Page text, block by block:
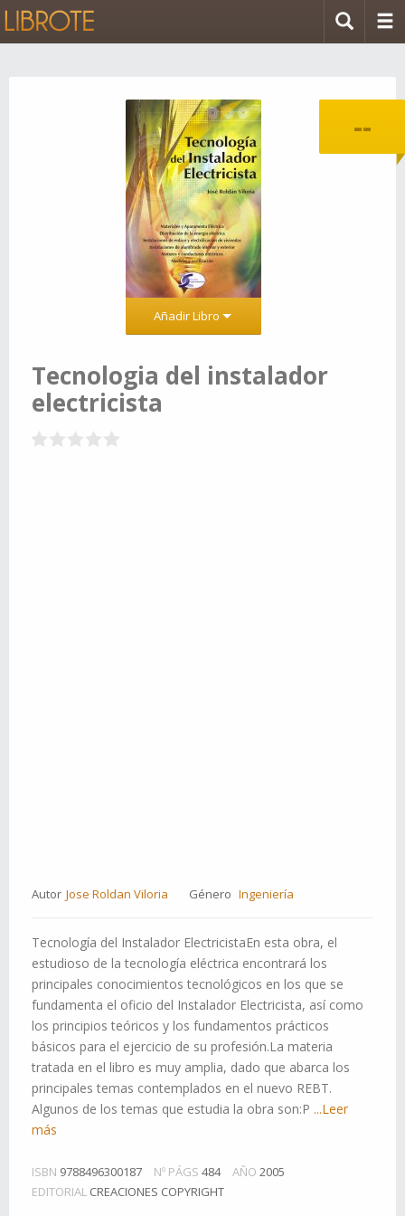
--
Añadir Libro
Tecnologia del instalador
electricista
Autor Jose Roldan Viloria Género Ingeniería
Tecnología del Instalador ElectricistaEn esta obra, el
estudioso de la tecnología eléctrica encontrará los
principales conocimientos tecnológicos en los que se
fundamenta el oficio del Instalador Electricista, así como
los principios teóricos y los fundamentos prácticos
básicos para el ejercicio de su profesión.La materia
tratada en el libro es muy amplia, dado que abarca los
principales temas contemplados en el nuevo REBT.
Algunos de los temas que estudia la obra son:P ...Leer
más
ISBN 9788496300187 Nº PÁGS 484 AÑO 2005
EDITORIAL CREACIONES COPYRIGHT